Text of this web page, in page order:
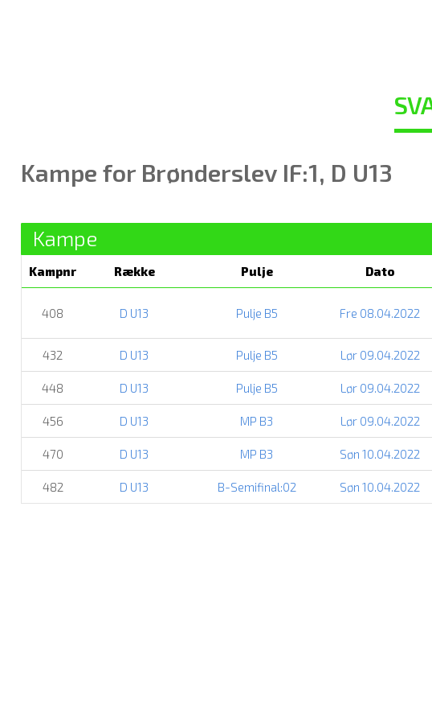
Kampe for Brønderslev IF:1, D U13
Kampe
Kampnr Række Pulje Dato
408 D U13 Pulje B5 Fre 08.04.2022
432 D U13 Pulje B5 Lør 09.04.2022
448 D U13 Pulje B5 Lør 09.04.2022
456 D U13 MP B3 Lør 09.04.2022
470 D U13 MP B3 Søn 10.04.2022
482 D U13 B-Semifinal:02 Søn 10.04.2022